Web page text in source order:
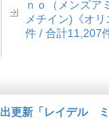
ｎｏ（メンズア
メチイン)《オ
件 / 合計11,207
更新「レイデル